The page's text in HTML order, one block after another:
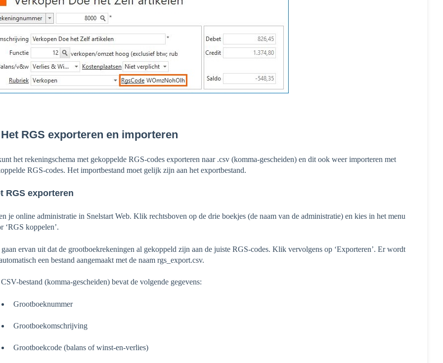
RGS exporteren en importeren
het rekeningschema met gekoppelde RGS-codes exporteren naar .csv (komma-gescheiden) en dit ook weer importeren met
RGS-codes. Het importbestand moet gelijk zijn aan het exportbestand.
RGS exporteren
je online administratie in Snelstart Web. Klik rechtsboven op de drie boekjes (de naam van de administratie) en kies in het menu
‘RGS koppelen’.
gaan ervan uit dat de grootboekrekeningen al gekoppeld zijn aan de juiste RGS-codes. Klik vervolgens op ‘Exporteren’. Er wordt
een bestand aangemaakt met de naam rgs_export.csv.
bestand (komma-gescheiden) bevat de volgende gegevens:
Grootboeknummer
Grootboekomschrijving
Grootboekcode (balans of winst-en-verlies)